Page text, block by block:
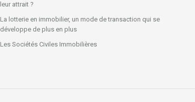
leur attrait ?
La lotterie en immobilier, un mode de transaction qui se
développe de plus en plus
Les Sociétés Civiles Immobilières